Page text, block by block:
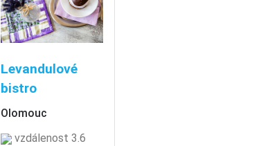
Levandulové
bistro
Olomouc
vzdálenost 3.6